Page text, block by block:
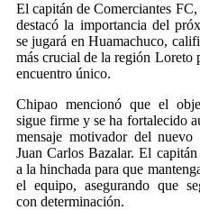
El capitán de Comerciantes
destacó la importancia del
se jugará en Huamachuco,
más crucial de la región Loreto
encuentro único.
Chipao mencionó que el
sigue firme y se ha fortalecido
mensaje motivador del nuevo
Juan Carlos Bazalar. El
a la hinchada para que
el equipo, asegurando que
con determinación.